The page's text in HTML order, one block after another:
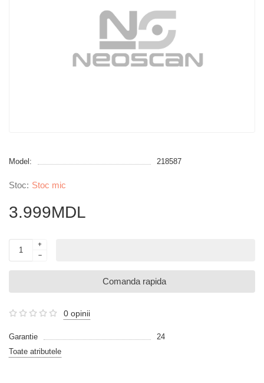
Model: 218587
Stoc mic
3.999MDL
Comanda rapida
0 opinii
Garantie
24
Toate atributele